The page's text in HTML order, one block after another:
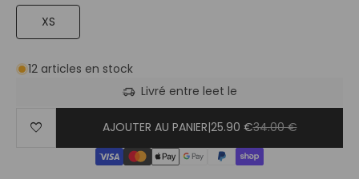
XS
12 articles en stock
delivery_truck_speed Livré entre leet le
favorite AJOUTER AU PANIER|25.90 €34.00 €